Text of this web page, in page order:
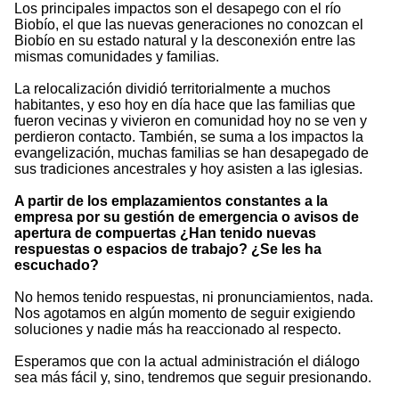
Los principales impactos son el desapego con el río
Biobío, el que las nuevas generaciones no conozcan el
Biobío en su estado natural y la desconexión entre las
mismas comunidades y familias.
La relocalización dividió territorialmente a muchos
habitantes, y eso hoy en día hace que las familias que
fueron vecinas y vivieron en comunidad hoy no se ven y
perdieron contacto. También, se suma a los impactos la
evangelización, muchas familias se han desapegado de
sus tradiciones ancestrales y hoy asisten a las iglesias.
A partir de los emplazamientos constantes a la
empresa por su gestión de emergencia o avisos de
apertura de compuertas ¿Han tenido nuevas
respuestas o espacios de trabajo? ¿Se les ha
escuchado?
No hemos tenido respuestas, ni pronunciamientos, nada.
Nos agotamos en algún momento de seguir exigiendo
soluciones y nadie más ha reaccionado al respecto.
Esperamos que con la actual administración el diálogo
sea más fácil y, sino, tendremos que seguir presionando.